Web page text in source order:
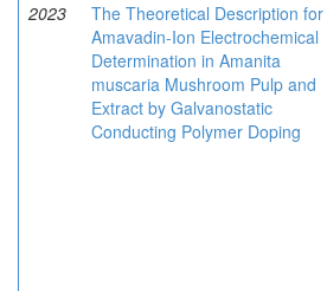
2023
The Theoretical Description for
Amavadin-Ion Electrochemical
Determination in Amanita
muscaria Mushroom Pulp and
Extract by Galvanostatic
Conducting Polymer Doping